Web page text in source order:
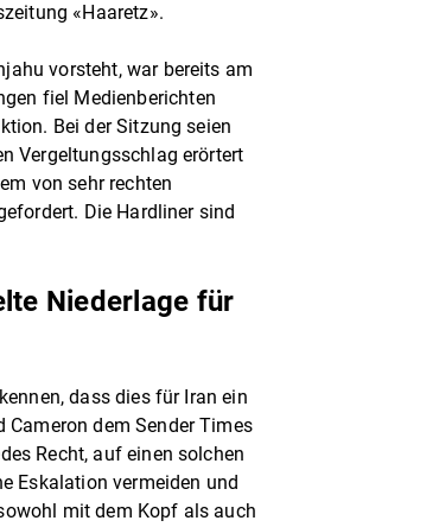
«Haaretz».
vorsteht, war bereits am
fiel Medienberichten
Bei der Sitzung seien
Vergeltungsschlag erörtert
von sehr rechten
Die Hardliner sind
Niederlage für
dass dies für Iran ein
dem Sender Times
Recht, auf einen solchen
Eskalation vermeiden und
mit dem Kopf als auch